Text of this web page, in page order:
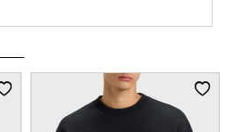
detayı- Ribanalı yaka, etek ucu ve